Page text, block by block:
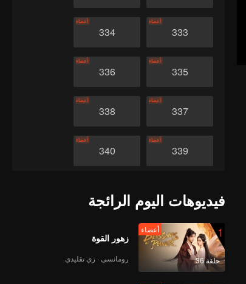
333
أعضاء
334
أعضاء
335
أعضاء
336
أعضاء
337
أعضاء
338
أعضاء
339
أعضاء
340
أعضاء
343
345
أعضاء
فيديوهات اليوم الرائجة
1
حلقة 36
أعضاء
زهور القوة
رومانسي · زي تقليدي